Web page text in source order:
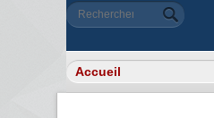
Formulaire de
Rechercher